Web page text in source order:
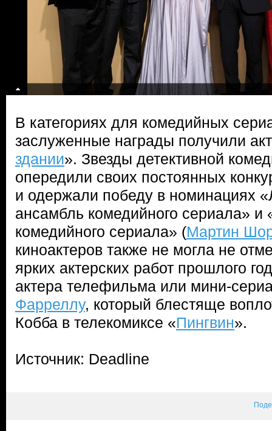
В категориях для комедийных
заслуженные награды получили
здании». Звезды детективной
опередили своих постоянных
и одержали победу в номинациях
ансамбль комедийного сериала» и
комедийного сериала» (Мартин
киноактеров также не могла не
ярких актерских работ прошлого
актера телефильма или мини-
Фарреллу, который блестяще
Кобба в телекомиксе «Пингвин».
Источник: Deadline